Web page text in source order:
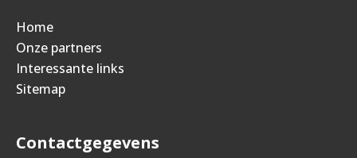
Home
Onze partners
Interessante links
Sitemap
Contactgegevens